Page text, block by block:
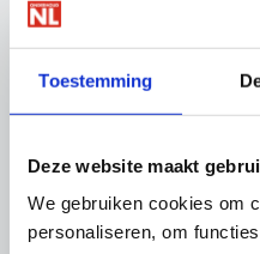
Toestemming
Deze website maakt
We gebruiken cookies om
personaliseren, om
6. Wat te regelen om
Om als ondernemer
uurbasis te werken.
begin en eindtijdstip en